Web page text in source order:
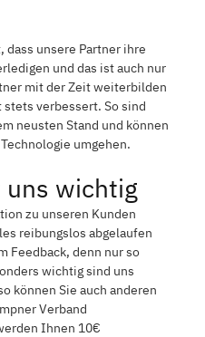
dass unsere Partner ihre
und das ist auch nur
mit der Zeit weiterbilden
verbessert. So sind
neusten Stand und können
umgehen.
wichtig
zu unseren Kunden
reibungslos abgelaufen
Feedback, denn nur so
wichtig sind uns
können Sie auch anderen
Verband
Ihnen 10€